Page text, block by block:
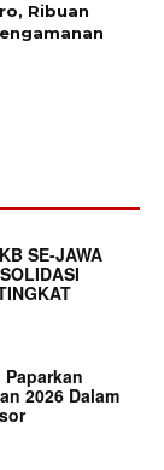
Ribuan
SE-JAWA
2026 Dalam